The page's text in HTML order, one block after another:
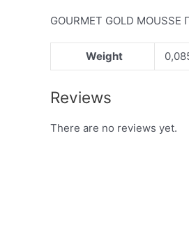
GOURMET GOLD
Weight
Reviews
There are no reviews yet.